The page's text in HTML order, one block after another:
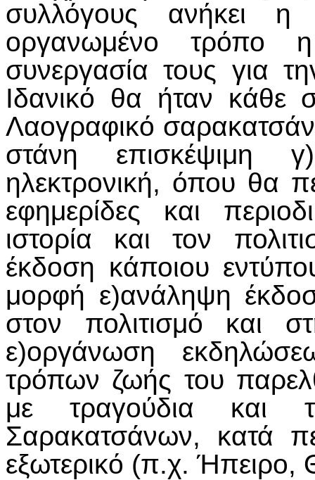
συλλόγους ανήκει η
οργανωμένο τρόπο
συνεργασία τους για
Ιδανικό θα ήταν κάθε
Λαογραφικό
στάνη επισκέψιμη
ηλεκτρονική, όπου θα
εφημερίδες και
ιστορία και τον
έκδοση κάποιου
μορφή ε)ανάληψη
στον πολιτισμό και
ε)οργάνωση
τρόπων ζωής του
με τραγούδια και
Σαρακατσάνων, κατά
εξωτερικό (π.χ. Ήπειρο,